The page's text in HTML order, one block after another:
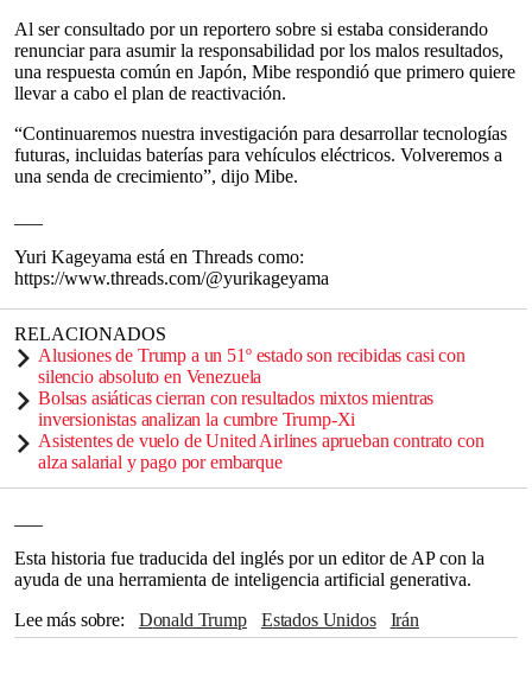
Al ser consultado por un reportero sobre si estaba considerando
renunciar para asumir la responsabilidad por los malos resultados,
una respuesta común en Japón, Mibe respondió que primero quiere
llevar a cabo el plan de reactivación.
“Continuaremos nuestra investigación para desarrollar tecnologías
futuras, incluidas baterías para vehículos eléctricos. Volveremos a
una senda de crecimiento”, dijo Mibe.
Yuri Kageyama está en Threads como:
https://www.threads.com/@yurikageyama
RELACIONADOS
Alusiones de Trump a un 51º estado son recibidas casi con
silencio absoluto en Venezuela
Bolsas asiáticas cierran con resultados mixtos mientras
inversionistas analizan la cumbre Trump-Xi
Asistentes de vuelo de United Airlines aprueban contrato con
alza salarial y pago por embarque
Esta historia fue traducida del inglés por un editor de AP con la
ayuda de una herramienta de inteligencia artificial generativa.
Lee más sobre
Donald Trump Estados Unidos
Irán